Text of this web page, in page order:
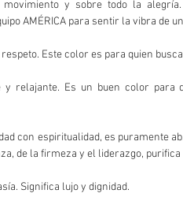
y sobre todo la
AMÉRICA para sentir la vibra de
Este color es para quien
y relajante. Es un buen color para
con espiritualidad, es puramente
de la firmeza y el liderazgo,
Significa lujo y dignidad.